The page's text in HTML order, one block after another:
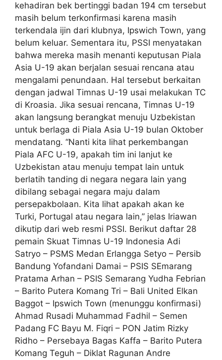
kehadiran bek bertinggi badan 194 cm tersebut
masih belum terkonfirmasi karena masih
terkendala ijin dari klubnya, Ipswich Town, yang
belum keluar. Sementara itu, PSSI menyatakan
bahwa mereka masih menanti keputusan Piala
Asia U-19 akan berjalan sesuai rencana atau
mengalami penundaan. Hal tersebut berkaitan
dengan jadwal Timnas U-19 usai melakukan TC
di Kroasia. Jika sesuai rencana, Timnas U-19
akan langsung berangkat menuju Uzbekistan
untuk berlaga di Piala Asia U-19 bulan Oktober
mendatang. “Nanti kita lihat perkembangan
Piala AFC U-19, apakah tim ini lanjut ke
Uzbekistan atau menuju tempat lain untuk
berlatih tanding di negara negara lain yang
dibilang sebagai negara maju dalam
persepakbolaan. Kita lihat apakah akan ke
Turki, Portugal atau negara lain,” jelas Iriawan
dikutip dari web resmi PSSI. Berikut daftar 28
pemain Skuat Timnas U-19 Indonesia Adi
Satryo – PSMS Medan Erlangga Setyo – Persib
Bandung Yofandani Damai – PSIS SEmarang
Pratama Arhan – PSIS Semarang Yudha Febrian
– Barito Putera Komang Tri – Bali United Elkan
Baggot – Ipswich Town (menunggu konfirmasi)
Ahmad Rusadi Muhammad Fadhil – Semen
Padang FC Bayu M. Fiqri – PON Jatim Rizky
Ridho – Persebaya Bagas Kaffa – Barito Putera
Komang Teguh – Diklat Ragunan Andre